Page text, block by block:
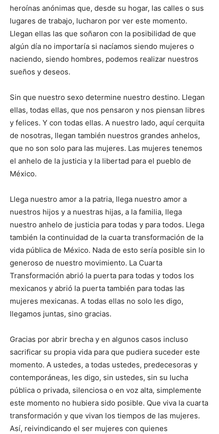
heroínas anónimas que, desde su hogar, las calles o sus
lugares de trabajo, lucharon por ver este momento.
Llegan ellas las que soñaron con la posibilidad de que
algún día no importaría si nacíamos siendo mujeres o
naciendo, siendo hombres, podemos realizar nuestros
sueños y deseos.
Sin que nuestro sexo determine nuestro destino. Llegan
ellas, todas ellas, que nos pensaron y nos piensan libres
y felices. Y con todas ellas. A nuestro lado, aquí cerquita
de nosotras, llegan también nuestros grandes anhelos,
que no son solo para las mujeres. Las mujeres tenemos
el anhelo de la justicia y la libertad para el pueblo de
México.
Llega nuestro amor a la patria, llega nuestro amor a
nuestros hijos y a nuestras hijas, a la familia, llega
nuestro anhelo de justicia para todas y para todos. Llega
también la continuidad de la cuarta transformación de la
vida pública de México. Nada de esto sería posible sin lo
generoso de nuestro movimiento. La Cuarta
Transformación abrió la puerta para todas y todos los
mexicanos y abrió la puerta también para todas las
mujeres mexicanas. A todas ellas no solo les digo,
llegamos juntas, sino gracias.
Gracias por abrir brecha y en algunos casos incluso
sacrificar su propia vida para que pudiera suceder este
momento. A ustedes, a todas ustedes, predecesoras y
contemporáneas, les digo, sin ustedes, sin su lucha
pública o privada, silenciosa o en voz alta, simplemente
este momento no hubiera sido posible. Que viva la cuarta
transformación y que vivan los tiempos de las mujeres.
Así, reivindicando el ser mujeres con quienes